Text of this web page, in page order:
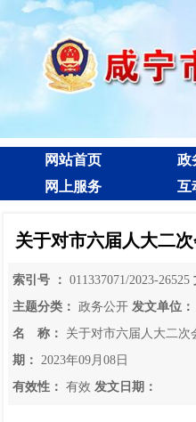
网站首页 政
网上服务
互
关于对市六届人大二
索引号 ： 011337071/2023-26525
主题分类：
政务公开 发文单位：
名 称：
关于对市六届人大二次
期：
2023年09月08日
有效性：
有效 发文日期：